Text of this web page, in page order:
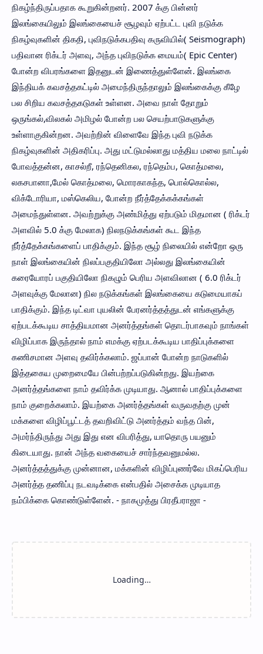
நிகழ்ந்திருப்பதாக கூறுகின்றனர். 2007 க்கு பின்னர்
இலங்கையிலும் இலங்கையைச் சூழவும் ஏற்பட்ட புவி நடுக்க
நிகழ்வுகளின் திகதி, புவிநடுக்கபதிவு கருவியில்( Seismograph)
பதிவான ரிக்டர் அளவு, அந்த புவிநடுக்க மையம்( Epic Center)
போன்ற விபரங்களை இதனுடன் இணைத்துள்ளேன். இலங்கை
இந்தியக் கவசத்தகட்டில் அமைந்திருந்தாலும் இலங்கைக்கு கீழே
பல சிறிய கவசத்தகடுகள் உள்ளன. அவை நாள் தோறும்
ஒருங்கல்,விலகல் அமிழல் போன்ற பல செயற்பாடுகளுக்கு
உள்ளாகுகின்றன. அவற்றின் விளைவே இந்த புவி நடுக்க
நிகழ்வுகளின் அதிகரிப்பு. அது மட்டுமல்லாது மத்திய மலை நாட்டில்
போவத்தன்ன, காசல்றீ, ரந்தெனிகல, ரந்தெம்ப, கொத்மலை,
லகசபானா,மேல் கொத்மலை, மொரகாகந்த, பொல்கொல்ல,
விக்டோரியா, மஸ்கெலிய, போன்ற நீர்த்தேக்கக்கங்கள்
அமைந்துள்ளன. அவற்றுக்கு அண்மித்து ஏற்படும் மிதமான ( ரிக்டர்
அளவில் 5.0 க்கு மேலாக) நிலநடுக்கங்கள் கூட இந்த
நீர்த்தேக்கங்களைப் பாதிக்கும். இந்த சூழ் நிலையில் என்றோ ஒரு
நாள் இலங்கையின் நிலப்பகுதியிலோ அல்லது இலங்கையின்
கரையோரப் பகுதியிலோ நிகழும் பெரிய அளவிலான ( 6.0 ரிக்டர்
அளவுக்கு மேலான) நில நடுக்கங்கள் இலங்கையை கடுமையாகப்
பாதிக்கும். இந்த டிட்வா புயலின் பேரனர்த்தத்துடன் எங்களுக்கு
ஏற்படக்கூடிய சாத்தியமான அனர்த்தங்கள் தொடர்பாகவும் நாங்கள்
விழிப்பாக இருந்தால் நாம் எமக்கு ஏற்படக்கூடிய பாதிப்புக்களை
கணிசமான அளவு தவிர்க்கலாம். ஜப்பான் போன்ற நாடுகளில்
இத்தகைய முறைமையே பின்பற்றப்படுகின்றது. இயற்கை
அனர்த்தங்களை நாம் தவிர்க்க முடியாது. ஆனால் பாதிப்புக்களை
நாம் குறைக்கலாம். இயற்கை அனர்த்தங்கள் வருவதற்கு முன்
மக்களை விழிப்பூட்டத் தவறிவிட்டு அனர்த்தம் வந்த பின்,
அமர்ந்திருந்து அது இது என விபரித்து, யாதொரு பயனும்
கிடையாது. நான் அந்த வகையைச் சார்ந்தவனுமல்ல.
அனர்த்தத்துக்கு முன்னான, மக்களின் விழிப்புணர்வே மிகப்பெரிய
அனர்த்த தணிப்பு நடவடிக்கை என்பதில் அசைக்க முடியாத
நம்பிக்கை கொண்டுள்ளேன். - நாகமுத்து பிரதீபராஜா -